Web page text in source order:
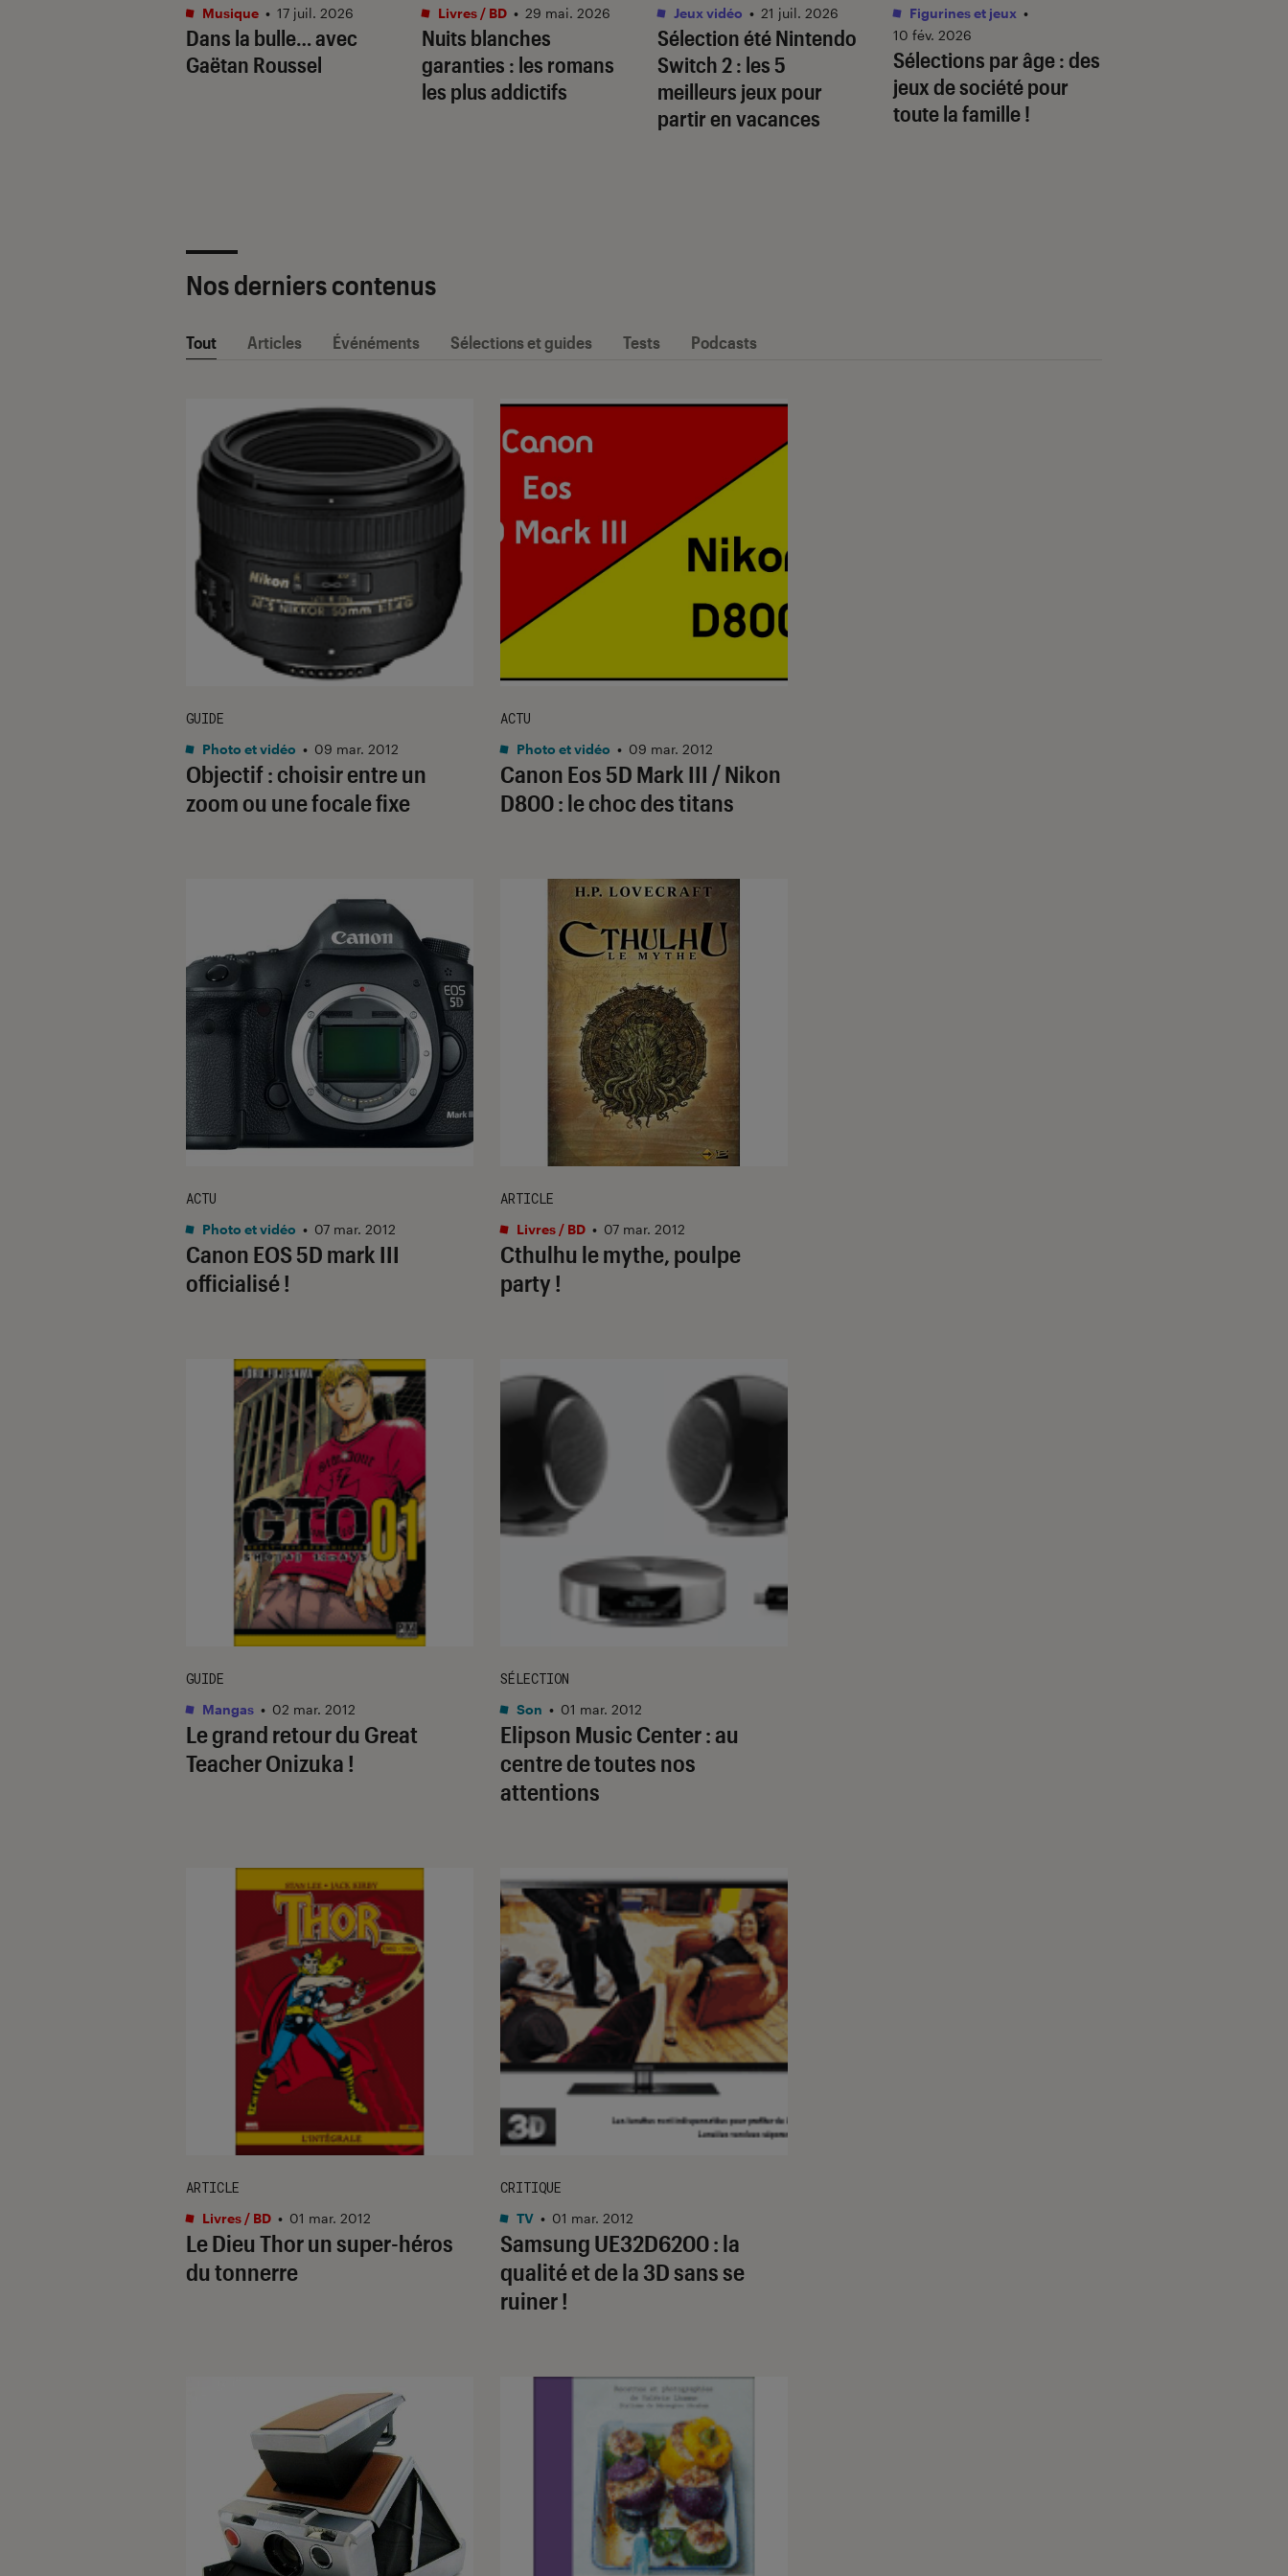
Dans la bulle… avec
Gaëtan Roussel
Musique • 17 juil. 2026
Nuits blanches
garanties : les romans
les plus addictifs
Livres / BD • 29 mai. 2026
Sélection été Nintendo
Switch 2 : les 5
meilleurs jeux pour
partir en vacances
Jeux vidéo • 21 juil. 2026
Sélections par âge : des
jeux de société pour
toute la famille !
Figurines et jeux •
10 fév. 2026
Nos derniers contenus
Tout Articles Événéments Sélections et guides Tests Podcasts
Objectif : choisir entre un
zoom ou une focale fixe
GUIDE
Photo et vidéo • 09 mar. 2012
Canon Eos 5D Mark III / Nikon
D800 : le choc des titans
ACTU
Photo et vidéo • 09 mar. 2012
Canon EOS 5D mark III
officialisé !
ACTU
Photo et vidéo • 07 mar. 2012
Cthulhu le mythe, poulpe
party !
ARTICLE
Livres / BD • 07 mar. 2012
Le grand retour du Great
Teacher Onizuka !
GUIDE
Mangas • 02 mar. 2012
Elipson Music Center : au
centre de toutes nos
attentions
SÉLECTION
Son • 01 mar. 2012
Le Dieu Thor un super-héros
du tonnerre
ARTICLE
Livres / BD • 01 mar. 2012
Samsung UE32D6200 : la
qualité et de la 3D sans se
ruiner !
CRITIQUE
TV • 01 mar. 2012